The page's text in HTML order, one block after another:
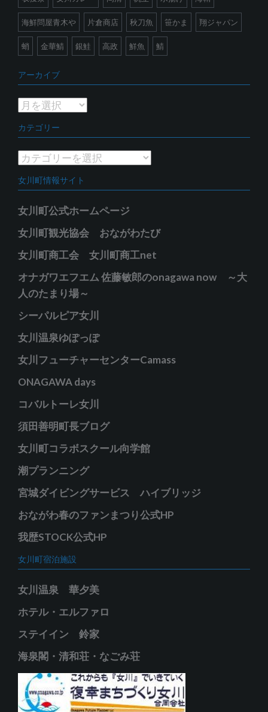
海鮮問屋青木や 片倉商店 秋刀魚 笹かま 翔ジャパン
蛸 金華鯖 銀鮭 高政 鮮魚 鯖
アーカイブ
ア
カ
イ
ブ
カテゴリー
カ
ゴ
リ
女川町情報サイト
女川町公式ホームページ
女川町観光協会 おながわたび
女川町商工会 女川町商工net
オナガワエフエム 佐藤敏郎のonagawa now ～大
人のたまり場～
シーパルピア女川
女川温泉ゆぽっぽ
女川フューチャーセンターCamass
ONAGAWA days
コバルトーレ女川
須田善明町長ブログ
女川町コラボスクール向学館
潮プランニング
宮城ダイビングサービス ハイブリッジ
おながわ春のファンまつり公式HP
我歴STOCK公式HP
女川町宿泊施設
女川温泉 華夕美
ホテル・エルファロ
ステイイン 鈴家
海泉閣・清和荘・なごみ荘